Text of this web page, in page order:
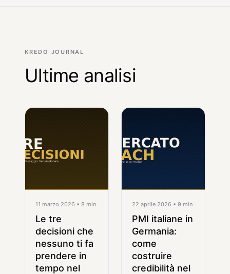
KREDO JOURNAL
Ultime analisi
11 marzo 2026 • 8 min
Le tre
decisioni che
nessuno ti fa
prendere in
tempo nel
22 aprile 2026 • 9 min
PMI italiane in
Germania:
come
costruire
credibilità nel